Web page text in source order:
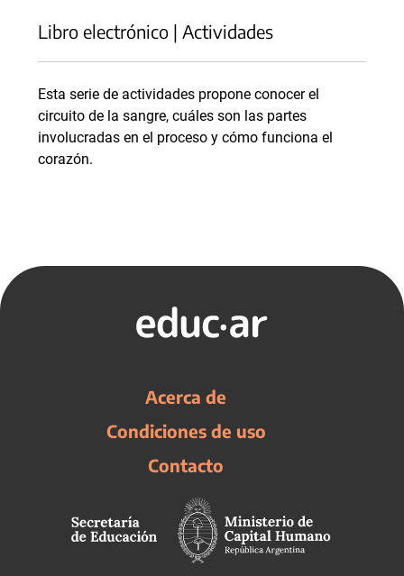
Libro electrónico | Actividades
Esta serie de actividades propone conocer el
circuito de la sangre, cuáles son las partes
involucradas en el proceso y cómo funciona el
corazón.
Acerca de
Condiciones de uso
Contacto